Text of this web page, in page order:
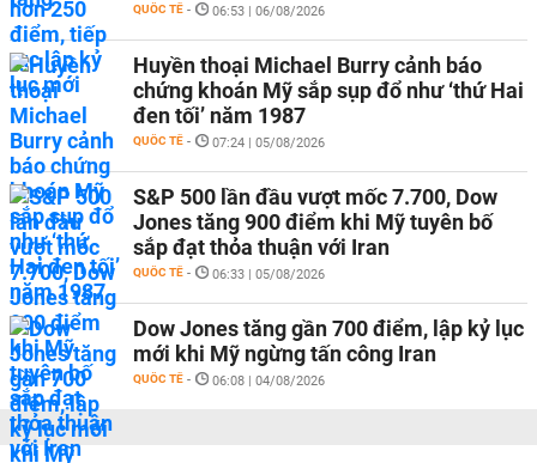
QUỐC TẾ - 06:53 | 06/08/2026
Huyền thoại Michael Burry cảnh báo
chứng khoán Mỹ sắp sụp đổ như ‘thứ Hai
đen tối’ năm 1987
QUỐC TẾ - 07:24 | 05/08/2026
S&P 500 lần đầu vượt mốc 7.700, Dow
Jones tăng 900 điểm khi Mỹ tuyên bố
sắp đạt thỏa thuận với Iran
QUỐC TẾ - 06:33 | 05/08/2026
Dow Jones tăng gần 700 điểm, lập kỷ lục
mới khi Mỹ ngừng tấn công Iran
QUỐC TẾ - 06:08 | 04/08/2026